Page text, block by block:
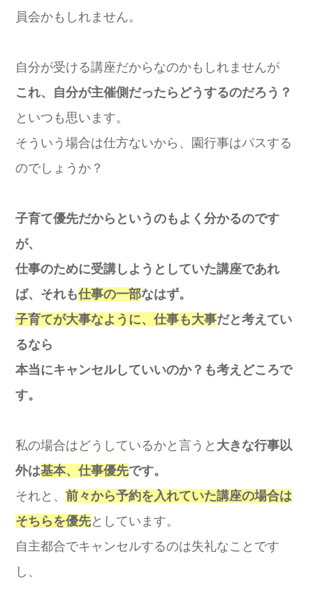
員会かもしれません。
自分が受ける講座だからなのかもしれませんが
これ、自分が主催側だったらどうするのだろう？
といつも思います。
そういう場合は仕方ないから、園行事はパスする
のでしょうか？
子育て優先だからというのもよく分かるのです
が、
仕事のために受講しようとしていた講座であれ
ば、それも仕事の一部なはず。
子育てが大事なように、仕事も大事だと考えてい
るなら
本当にキャンセルしていいのか？も考えどころで
す。
私の場合はどうしているかと言うと 大きな行事以
外は基本、仕事優先です。
それと、 前々から予約を入れていた講座の場合は
そちらを優先としています。
自主都合でキャンセルするのは失礼なことです
し、